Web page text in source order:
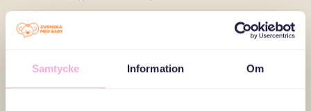
Samtycke Information Om
Hon beskriver tiden i Sverige som en balans mellan att
anpassa sig till ett helt nytt samhälle och att hitta en
”I Ukraina hade jag ett snabbare tempo och var van att
alltid ha något att göra. Jag skulle önska att det gick fortare